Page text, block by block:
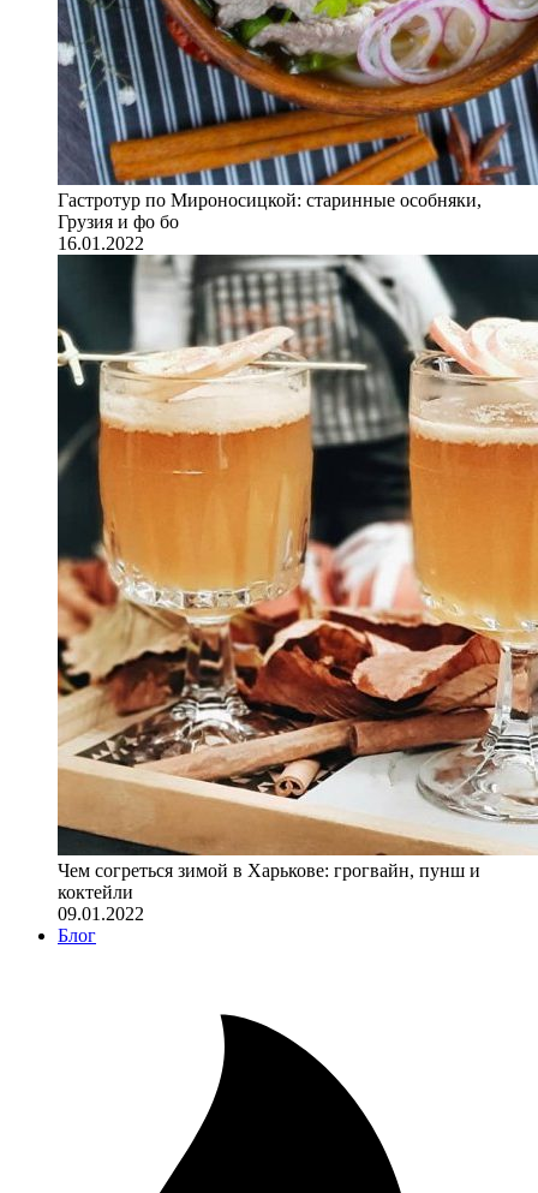
Гастротур по Мироносицкой: старинные особняки,
Грузия и фо бо
16.01.2022
Чем согреться зимой в Харькове: грогвайн, пунш и
коктейли
09.01.2022
Блог